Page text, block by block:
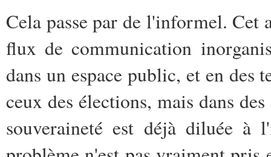
Cela passe par de l'informel. Cet
flux de communication
dans un espace public, et en des
ceux des élections, mais dans
souveraineté est déjà diluée à